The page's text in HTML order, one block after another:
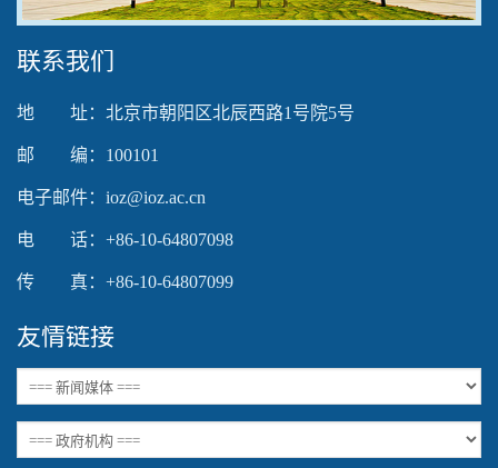
联系我们
地 址：北京市朝阳区北辰西路1号院5号
邮 编：100101
电子邮件：ioz@ioz.ac.cn
电 话：+86-10-64807098
传 真：+86-10-64807099
友情链接